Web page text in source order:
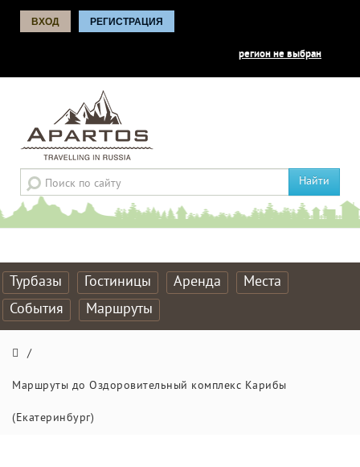
ВХОД РЕГИСТРАЦИЯ
регион не выбран
Найти
Турбазы Гостиницы Аренда
Места
События
Маршруты
/
Маршруты до Оздоровительный комплекс Карибы
(Екатеринбург)